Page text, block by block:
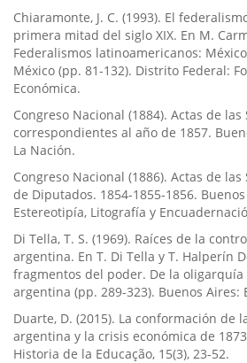
Chiaramonte, J. C. (1993). El
primera mitad del siglo XIX. En M.
Federalismos latinoamericanos:
México (pp. 81-132). Distrito Federal:
Económica.
Congreso Nacional (1884). Actas de
correspondientes al año de 1857.
La Nación.
Congreso Nacional (1886). Actas de
de Diputados. 1854-1855-1856.
Estereotipí­a, Litografí­a y
Di Tella, T. S. (1969). Raí­ces de la
argentina. En T. Di Tella y T. Halperí­n
fragmentos del poder. De la
argentina (pp. 289-323). Buenos Aires:
Duarte, D. (2015). La conformación de
argentina y la crisis económica de
Historia de la Educação, 15(3), 23-52.